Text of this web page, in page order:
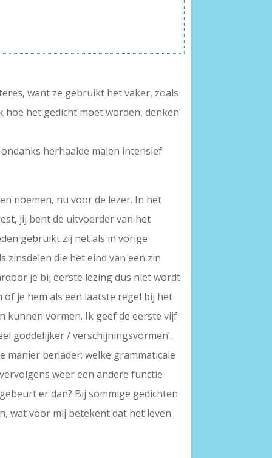
want ze gebruikt het vaker, zoals
hoe het gedicht moet worden, denken
herhaalde malen intensief
noemen, nu voor de lezer. In het
jij bent de uitvoerder van het
gebruikt zij net als in vorige
die het eind van een zin
je bij eerste lezing dus niet wordt
je hem als een laatste regel bij het
kunnen vormen. Ik geef de eerste vijf
goddelijker / verschijningsvormen’.
manier benader: welke grammaticale
weer een andere functie
er dan? Bij sommige gedichten
wat voor mij betekent dat het leven